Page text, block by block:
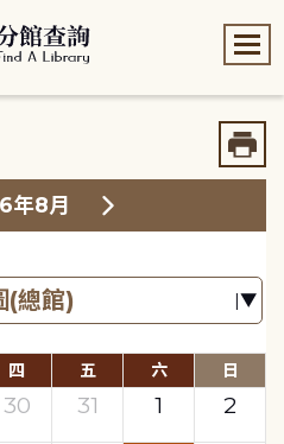
年8月
四 五 六 日
30 31 1
2